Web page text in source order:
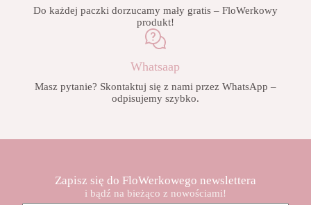
Do każdej paczki dorzucamy mały gratis – FloWerkowy
produkt!
Whatsaap
Masz pytanie? Skontaktuj się z nami przez WhatsApp –
odpisujemy szybko.
Zapisz się do FloWerkowego newslettera
i bądź na bieżąco z nowościami!